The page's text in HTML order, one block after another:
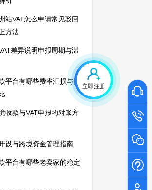
立即注册
站VAT怎么申请常见驳回
方法
差异说明申报周期与滞
平台有哪些费率汇损与提
收款与VAT申报的对账方
设与跨境资金管理指南
平台有哪些老卖家的稳定